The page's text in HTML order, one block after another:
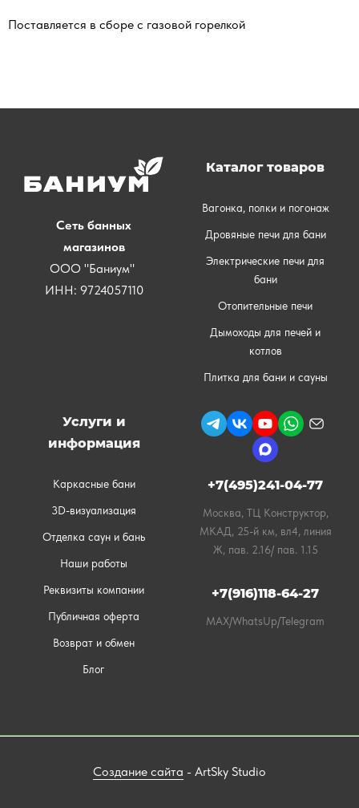
Поставляется в сборе с газовой горелкой
Сеть банных
магазинов
ООО "Баниум"
ИНН: 9724057110
Каталог товаров
Вагонка, полки и погонаж
Дровяные печи для бани
Электрические печи для
бани
Отопительные печи
Дымоходы для печей и
котлов
Плитка для бани и сауны
Услуги и
информация
Каркасные бани
3D-визуализация
Отделка саун и бань
Наши работы
Реквизиты компании
Публичная оферта
Возврат и обмен
Блог
+7(495)241-04-77
Москва, ТЦ Конструктор,
МКАД, 25-й км, вл4, линия
Ж, пав. 2.16/ пав. 1.15
+7(916)118-64-27
MAX/WhatsUp/Telegram
Создание сайта - ArtSky Studio